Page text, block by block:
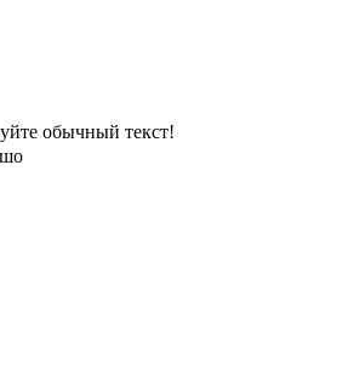
обычный текст!